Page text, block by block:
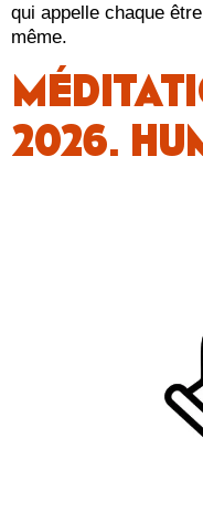
qui appelle chaque
même.
2026.